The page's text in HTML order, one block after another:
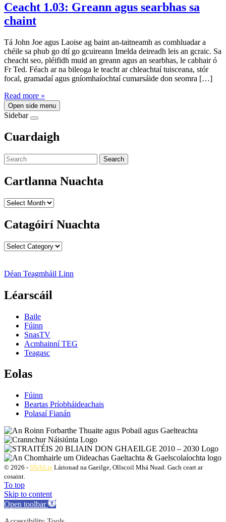
Ceacht 1.03: Greann agus searbhas sa
chaint
Tá John Joe agus Laoise ag baint an-taitneamh as comhluadar a
chéile sa phub go dtí go gcuireann Imelda deireadh leis an gcraic. Sa
cheacht seo, pléifidh muid an greann agus an searbhas, le cabhair ó
Fr Ted. Féach ar na bileoga le teacht ar chleachtaí tuisceana, stór
focal, gramadaí agus gníomhaíochtaí cumarsáide don seomra […]
Read more »
Open side menu
Sidebar
Cuardaigh
Search
Cartlanna Nuachta
Cartlanna
Catagóirí Nuachta
Catagóirí
Déan Teagmháil Linn
Léarscáil
Baile
Fúinn
SnasTV
Acmhainní TEG
Teagasc
Eolas
Fúinn
Beartas Príobháideachais
Polasaí Fianán
© 2026 - SNAS.ie Lárionad na Gaeilge, Ollscoil Mhá Nuad. Gach ceart ar
cosaint.
To top
Skip to content
Open toolbar